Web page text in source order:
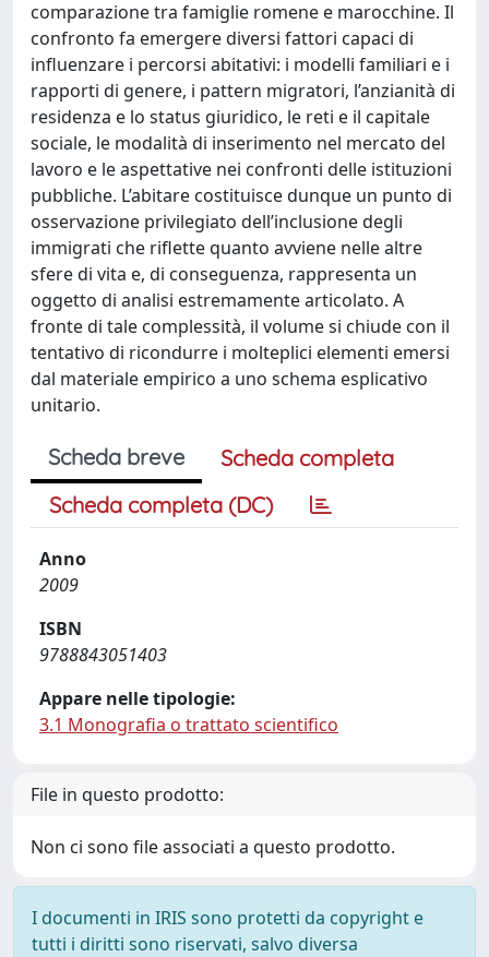
comparazione tra famiglie romene e marocchine. Il
confronto fa emergere diversi fattori capaci di
influenzare i percorsi abitativi: i modelli familiari e i
rapporti di genere, i pattern migratori, l’anzianità di
residenza e lo status giuridico, le reti e il capitale
sociale, le modalità di inserimento nel mercato del
lavoro e le aspettative nei confronti delle istituzioni
pubbliche. L’abitare costituisce dunque un punto di
osservazione privilegiato dell’inclusione degli
immigrati che riflette quanto avviene nelle altre
sfere di vita e, di conseguenza, rappresenta un
oggetto di analisi estremamente articolato. A
fronte di tale complessità, il volume si chiude con il
tentativo di ricondurre i molteplici elementi emersi
dal materiale empirico a uno schema esplicativo
unitario.
Scheda breve
Scheda completa
Scheda completa (DC)
Anno
2009
ISBN
9788843051403
Appare nelle tipologie:
3.1 Monografia o trattato scientifico
File in questo prodotto:
Non ci sono file associati a questo prodotto.
I documenti in IRIS sono protetti da copyright e
tutti i diritti sono riservati, salvo diversa